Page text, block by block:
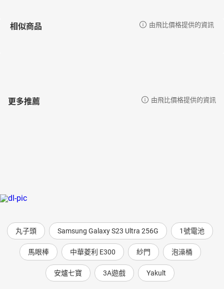
相似商品 由飛比價格提供的資訊
更多推薦 由飛比價格提供的資訊
丸子頭 Samsung Galaxy S23 Ultra 256G 1號電池
馬眼棒 中華菱利 E300 紗門 泡澡桶
安爐七寶 3A遊戲 Yakult